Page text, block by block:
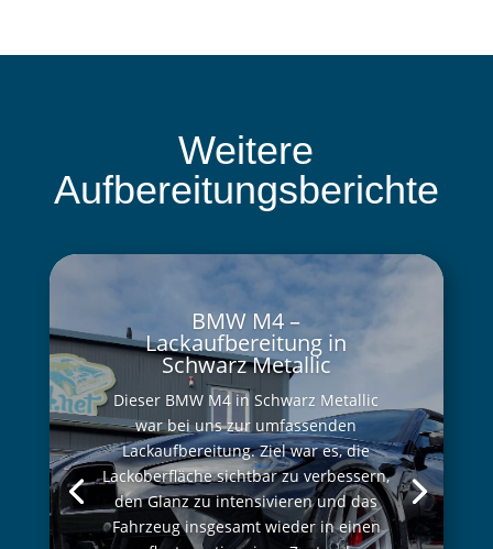
Weitere
Aufbereitungsberichte
BMW M4 –
Lackaufbereitung in
Schwarz Metallic
Dieser BMW M4 in Schwarz Metallic
war bei uns zur umfassenden
Lackaufbereitung. Ziel war es, die
Lackoberfläche sichtbar zu verbessern,
den Glanz zu intensivieren und das
Fahrzeug insgesamt wieder in einen